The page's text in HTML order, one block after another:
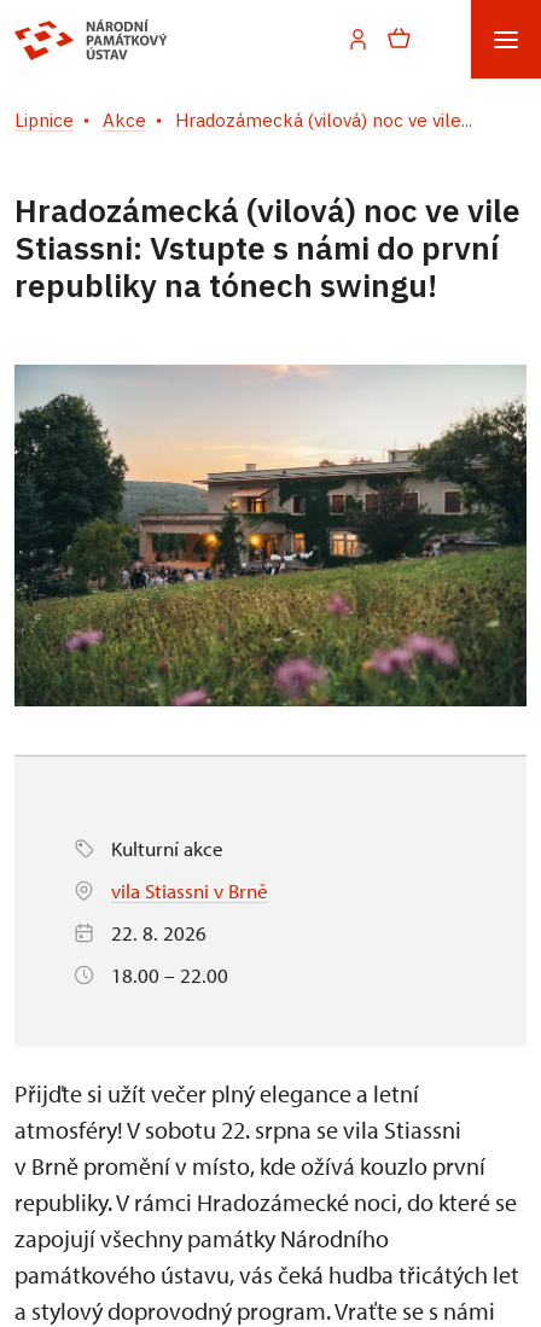
Lipnice Akce Hradozámecká (vilová) noc ve vile...
Hradozámecká (vilová) noc ve vile
Stiassni: Vstupte s námi do první
republiky na tónech swingu!
Kulturní akce
vila Stiassni v Brně
22. 8. 2026
18.00 – 22.00
Přijďte si užít večer plný elegance a letní
atmosféry! V sobotu 22. srpna se vila Stiassni
v Brně promění v místo, kde ožívá kouzlo první
republiky. V rámci Hradozámecké noci, do které se
zapojují všechny památky Národního
památkového ústavu, vás čeká hudba třicátých let
a stylový doprovodný program. Vraťte se s námi